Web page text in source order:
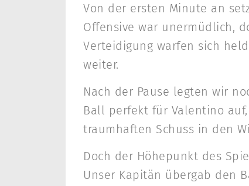
Von der ersten Minute an
Offensive war unermüdlich,
Verteidigung warfen sich
weiter.
Nach der Pause legten wir
Ball perfekt für Valentino
traumhaften Schuss in den
Doch der Höhepunkt des
Unser Kapitän übergab den